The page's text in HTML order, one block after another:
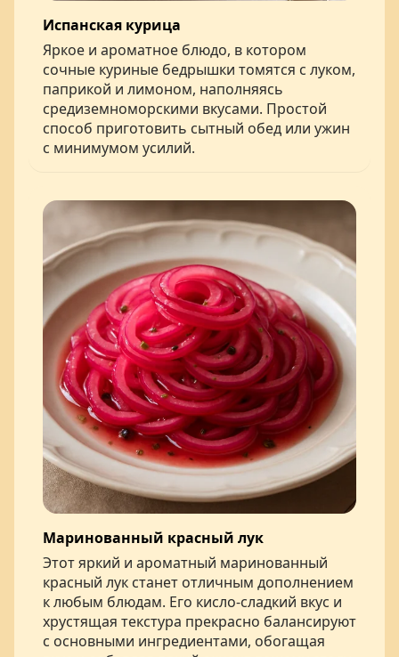
Испанская курица
Яркое и ароматное блюдо, в котором
сочные куриные бедрышки томятся с луком,
паприкой и лимоном, наполняясь
средиземноморскими вкусами. Простой
способ приготовить сытный обед или ужин
с минимумом усилий.
Маринованный красный лук
Этот яркий и ароматный маринованный
красный лук станет отличным дополнением
к любым блюдам. Его кисло-сладкий вкус и
хрустящая текстура прекрасно балансируют
с основными ингредиентами, обогащая